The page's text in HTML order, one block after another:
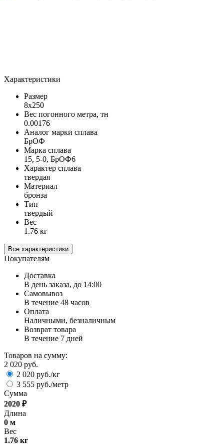
Характеристики
Размер
8х250
Вес погонного метра, тн
0.00176
Аналог марки сплава
БрОФ
Марка сплава
15, 5-0, БрОФ6
Характер сплава
твердая
Материал
бронза
Тип
твердый
Вес
1.76 кг
Все характеристики
Покупателям
Доставка
В день заказа, до 14:00
Самовывоз
В течение 48 часов
Оплата
Наличными, безналичным
Возврат товара
В течение 7 дней
Товаров на сумму:
2 020 руб.
2 020 руб./кг
3 555 руб./метр
Сумма
2020 ₽
Длина
0 м
Вес
1.76 кг